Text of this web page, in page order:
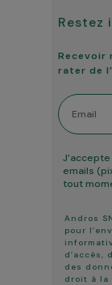
Restez
Recevoir
rater de
Email
Tracking
emails
tout
Andros
pour
d’accès,
des
droit à la